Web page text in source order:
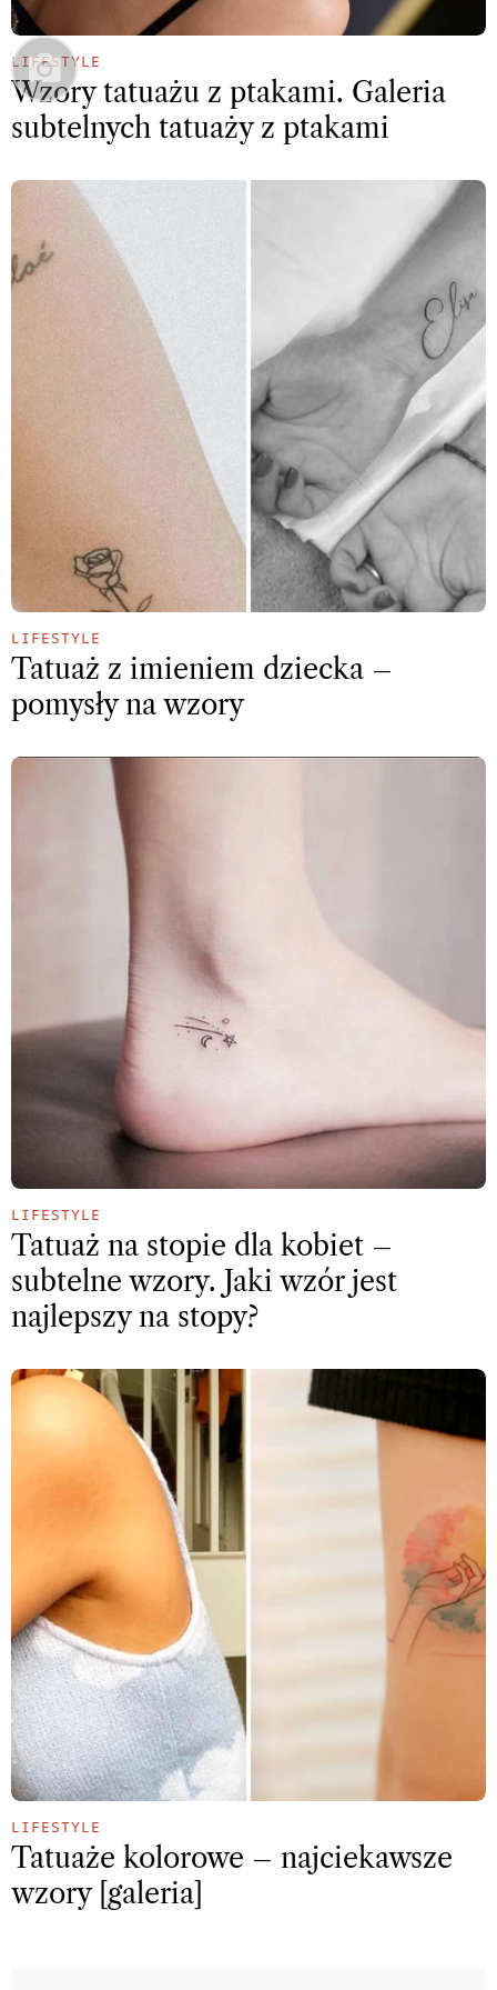
LIFESTYLE
Wzory tatuażu z ptakami. Galeria
subtelnych tatuaży z ptakami
LIFESTYLE
Tatuaż z imieniem dziecka –
pomysły na wzory
LIFESTYLE
Tatuaż na stopie dla kobiet –
subtelne wzory. Jaki wzór jest
najlepszy na stopy?
LIFESTYLE
Tatuaże kolorowe – najciekawsze
wzory [galeria]